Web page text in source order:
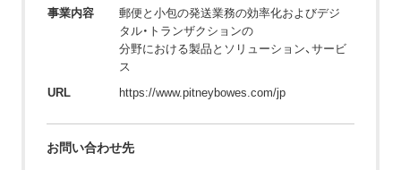
事業内容
郵便と小包の発送業務の効率化およびデジ
タル・トランザクションの
分野における製品とソリューション、サービ
ス
URL
https://www.pitneybowes.com/jp
お問い合わせ先